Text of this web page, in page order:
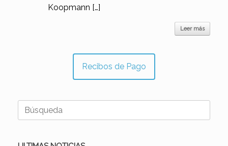
Koopmann […]
Leer más
Recibos de Pago
Buscar: